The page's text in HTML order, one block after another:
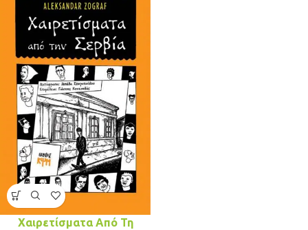
Χαιρετίσματα Από Τη